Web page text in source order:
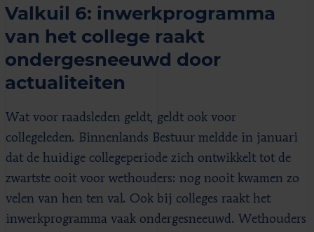
Valkuil 6: inwerkprogramma
van het college raakt
ondergesneeuwd door
actualiteiten
Wat voor raadsleden geldt, geldt ook voor
collegeleden. Binnenlands Bestuur meldde in januari
dat de huidige collegeperiode zich ontwikkelt tot de
zwartste ooit voor wethouders: nog nooit kwamen zo
velen van hen ten val. Ook bij colleges raakt het
inwerkprogramma vaak ondergesneeuwd. Wethouders